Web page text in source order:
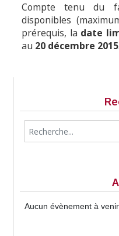
Compte tenu du
disponibles
prérequis, la date
au 20 décembre 2015.
Aucun évènement à